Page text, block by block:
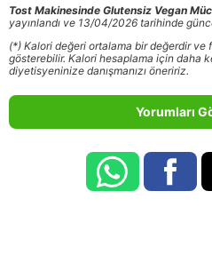
Tost Makinesinde Glutensiz Vegan
yayınlandı ve 13/04/2026 tarihinde
(*) Kalori değeri ortalama bir değerdir
gösterebilir. Kalori hesaplama için daha
diyetisyeninize danışmanızı öneririz.
Yorumları